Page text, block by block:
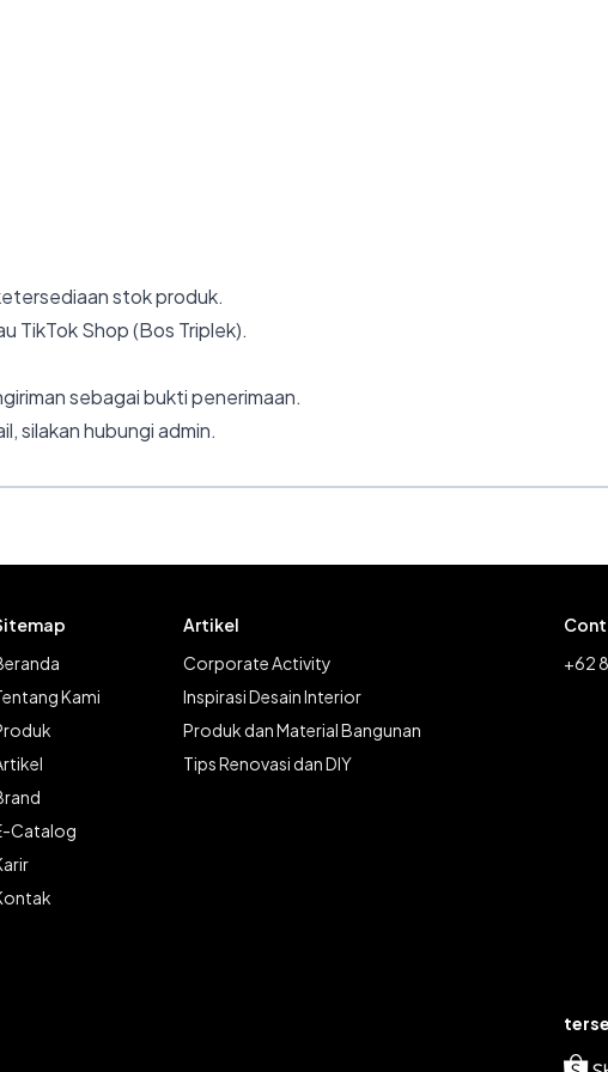
stok produk.
TikTok Shop (Bos Triplek).
sebagai bukti penerimaan.
silakan hubungi admin.
Kami
Catalog
Artikel
Corporate Activity
Inspirasi Desain Interior
Produk dan Material Bangunan
Tips Renovasi dan DIY
+62